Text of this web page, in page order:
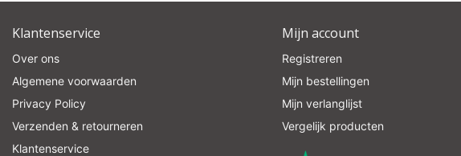
Klantenservice
Over ons
Algemene voorwaarden
Privacy Policy
Verzenden & retourneren
Klantenservice
Mijn account
Registreren
Mijn bestellingen
Mijn verlanglijst
Vergelijk producten